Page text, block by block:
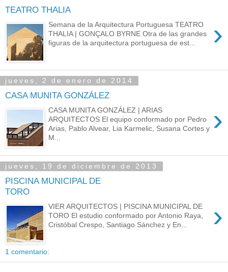
TEATRO THALIA
›
Semana de la Arquitectura Portuguesa TEATRO
THALIA | GONÇALO BYRNE Otra de las grandes
figuras de la arquitectura portuguesa de est...
jueves, 2 de enero de 2014
CASA MUNITA GONZÁLEZ
›
CASA MUNITA GONZÁLEZ | ARIAS
ARQUITECTOS El equipo conformado por Pedro
Arias, Pablo Alvear, Lia Karmelic, Susana Cortes y
M...
jueves, 19 de diciembre de 2013
PISCINA MUNICIPAL DE
TORO
›
VIER ARQUITECTOS | PISCINA MUNICIPAL DE
TORO El estudio conformado por Antonio Raya,
Cristóbal Crespo, Santiago Sánchez y En...
1 comentario: